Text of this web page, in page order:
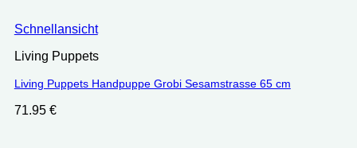
Schnellansicht
Living Puppets
Living Puppets Handpuppe Grobi Sesamstrasse 65 cm
71.95 €